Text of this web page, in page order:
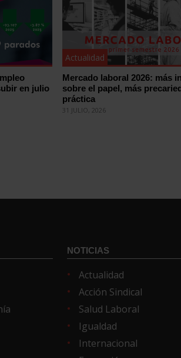
en julio
Actualidad
Mercado laboral 2026: más
sobre el papel, más
práctica
31 JULIO, 2026
NOTICIAS
Actualidad
Acción Sindical
Salud Laboral
Igualdad
Internacional